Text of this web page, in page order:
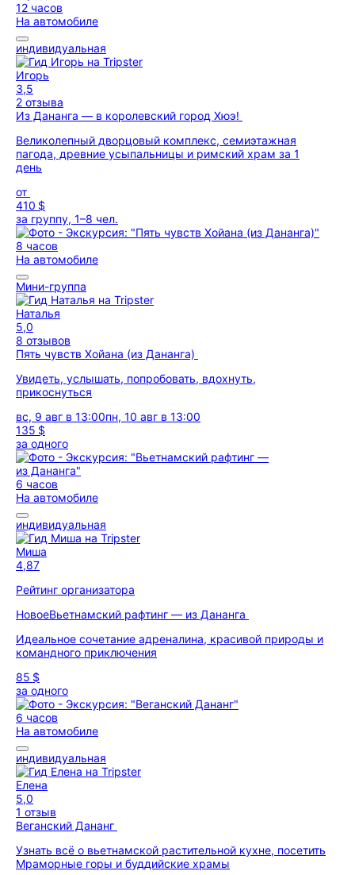
12 часов
На автомобиле
индивидуальная
Игорь
3,5
2 отзыва
Из Дананга — в королевский город Хюэ!
Великолепный дворцовый комплекс, семиэтажная
пагода, древние усыпальницы и римский храм за 1
день
от
410 $
за группу, 1–8 чел.
8 часов
На автомобиле
Мини-группа
Наталья
5,0
8 отзывов
Пять чувств Хойана (из Дананга)
Увидеть, услышать, попробовать, вдохнуть,
прикоснуться
вс, 9 авг в 13:00пн, 10 авг в 13:00
135 $
за одного
6 часов
На автомобиле
индивидуальная
Миша
4,87
Рейтинг организатора
НовоеВьетнамский рафтинг — из Дананга
Идеальное сочетание адреналина, красивой природы и
командного приключения
85 $
за одного
6 часов
На автомобиле
индивидуальная
Елена
5,0
1 отзыв
Веганский Дананг
Узнать всё о вьетнамской растительной кухне, посетить
Мраморные горы и буддийские храмы